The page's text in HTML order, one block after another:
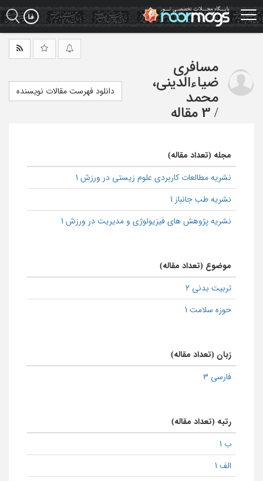
Skip
to
main
مسافری
ضیاءالدینی،
محمد
/ 3 مقاله
دانلود فهرست مقالات نویسنده
مجله (تعداد مقاله)
نشریه مطالعات کاربردی علوم زیستی در ورزش 1
نشریه طب جانباز 1
نشریه پژوهش های فیزیولوژی و مدیریت در ورزش 1
موضوع (تعداد مقاله)
تربیت بدنی 2
حوزه سلامت 1
زبان (تعداد مقاله)
فارسی 3
رتبه (تعداد مقاله)
ب 1
الف 1